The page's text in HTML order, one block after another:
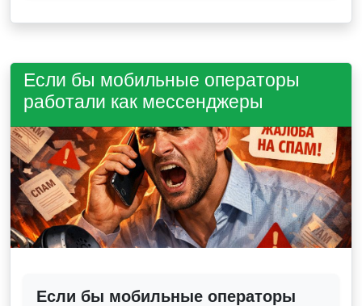
Если бы мобильные операторы
работали как мессенджеры
Если бы мобильные операторы